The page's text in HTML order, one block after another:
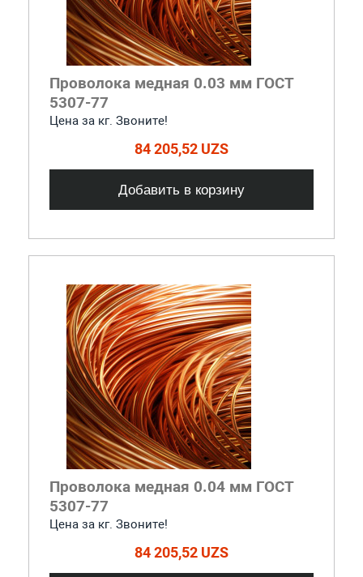
Проволока медная 0.03 мм ГОСТ
5307-77
Цена за кг. Звоните!
84 205,52 UZS
Добавить в корзину
Проволока медная 0.04 мм ГОСТ
5307-77
Цена за кг. Звоните!
84 205,52 UZS